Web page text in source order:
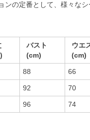
ンの定番として、様々な
バスト
(cm)
ウエ
(cm)
88 66
92 70
96 74